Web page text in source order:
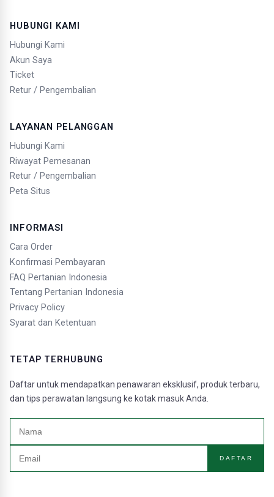
HUBUNGI KAMI
Hubungi Kami
Akun Saya
Ticket
Retur / Pengembalian
LAYANAN PELANGGAN
Hubungi Kami
Riwayat Pemesanan
Retur / Pengembalian
Peta Situs
INFORMASI
Cara Order
Konfirmasi Pembayaran
FAQ Pertanian Indonesia
Tentang Pertanian Indonesia
Privacy Policy
Syarat dan Ketentuan
TETAP TERHUBUNG
Daftar untuk mendapatkan penawaran eksklusif, produk terbaru,
dan tips perawatan langsung ke kotak masuk Anda.
DAFTAR